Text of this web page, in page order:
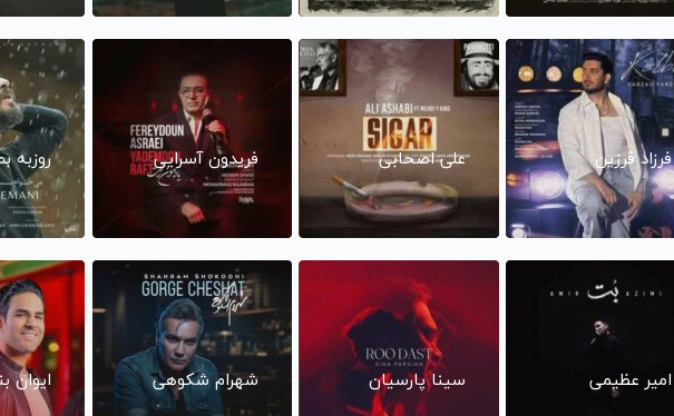
فرزاد فرزین علی اصحابی فریدون آسرایی روزبه
امیر عظیمی سینا پارسیان شهرام شکوهی ایوان